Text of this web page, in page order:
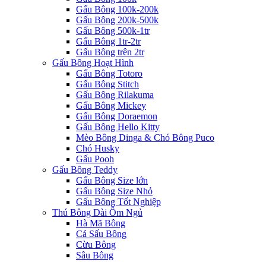
Gấu Bông 100k-200k
Gấu Bông 200k-500k
Gấu Bông 500k-1tr
Gấu Bông 1tr-2tr
Gấu Bông trên 2tr
Gấu Bông Hoạt Hình
Gấu Bông Totoro
Gấu Bông Stitch
Gấu Bông Rilakuma
Gấu Bông Mickey
Gấu Bông Doraemon
Gấu Bông Hello Kitty
Mèo Bông Dinga & Chó Bông Puco
Chó Husky
Gấu Pooh
Gấu Bông Teddy
Gấu Bông Size lớn
Gấu Bông Size Nhỏ
Gấu Bông Tốt Nghiệp
Thú Bông Dài Ôm Ngủ
Hà Mã Bông
Cá Sấu Bông
Cừu Bông
Sâu Bông